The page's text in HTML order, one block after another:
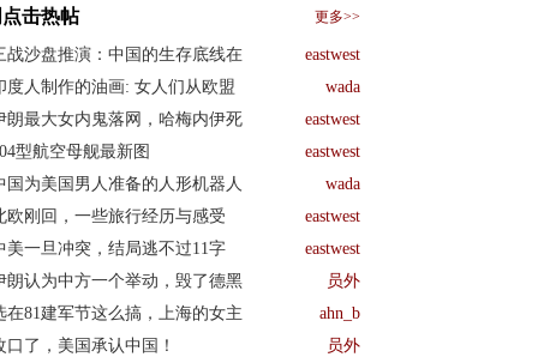
击热帖 更多>>
战沙盘推演：中国的生存底线在 eastwest
度人制作的油画: 女人们从欧盟 wada
朗最大女内鬼落网，哈梅内伊死 eastwest
型航空母舰最新图 eastwest
国为美国男人准备的人形机器人 wada
欧刚回，一些旅行经历与感受 eastwest
美一旦冲突，结局逃不过11字 eastwest
朗认为中方一个举动，毁了德黑 员外
在81建军节这么搞，上海的女主 ahn_b
口了，美国承认中国！ 员外